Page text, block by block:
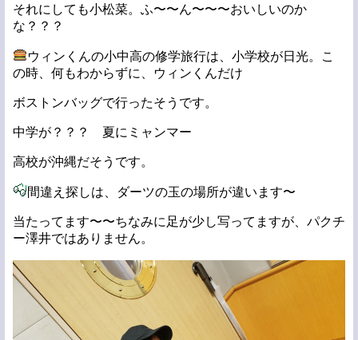
それにしても小松菜。ふ〜〜ん〜〜〜おいしいのか
な？？？
ウィンくんの小中高の修学旅行は、小学校が日光。こ
の時、何もわからずに、ウィンくんだけ
ボストンバッグで行ったそうです。
中学が？？？ 夏にミャンマー
高校が沖縄だそうです。
間違え探しは、ダーツの玉の場所が違います〜
当たってます〜〜ちなみに足が少し写ってますが、パクチ
ー澤井ではありません。